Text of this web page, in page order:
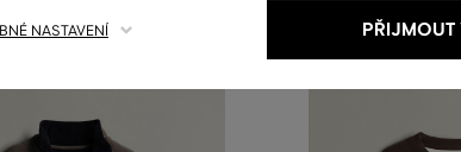
NASTAVENÍ PŘIJMOUT